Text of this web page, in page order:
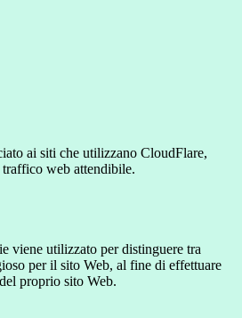
ai siti che utilizzano CloudFlare,
web attendibile.
viene utilizzato per distinguere tra
per il sito Web, al fine di effettuare
proprio sito Web.